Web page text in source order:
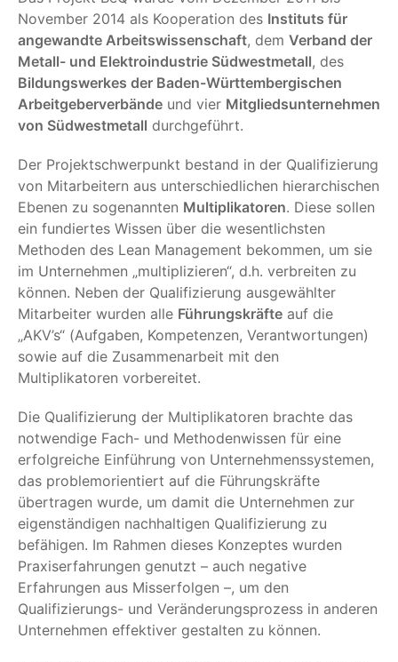
November 2014 als Kooperation des Instituts für
angewandte Arbeitswissenschaft, dem Verband der
Metall- und Elektroindustrie Südwestmetall, des
Bildungswerkes der Baden-Württembergischen
Arbeitgeberverbände und vier Mitgliedsunternehmen
von Südwestmetall durchgeführt.
Der Projektschwerpunkt bestand in der Qualifizierung
von Mitarbeitern aus unterschiedlichen hierarchischen
Ebenen zu sogenannten Multiplikatoren. Diese sollen
ein fundiertes Wissen über die wesentlichsten
Methoden des Lean Management bekommen, um sie
im Unternehmen „multiplizieren“, d.h. verbreiten zu
können. Neben der Qualifizierung ausgewählter
Mitarbeiter wurden alle Führungskräfte auf die
„AKV’s“ (Aufgaben, Kompetenzen, Verantwortungen)
sowie auf die Zusammenarbeit mit den
Multiplikatoren vorbereitet.
Die Qualifizierung der Multiplikatoren brachte das
notwendige Fach- und Methodenwissen für eine
erfolgreiche Einführung von Unternehmenssystemen,
das problemorientiert auf die Führungskräfte
übertragen wurde, um damit die Unternehmen zur
eigenständigen nachhaltigen Qualifizierung zu
befähigen. Im Rahmen dieses Konzeptes wurden
Praxiserfahrungen genutzt – auch negative
Erfahrungen aus Misserfolgen –, um den
Qualifizierungs- und Veränderungsprozess in anderen
Unternehmen effektiver gestalten zu können.